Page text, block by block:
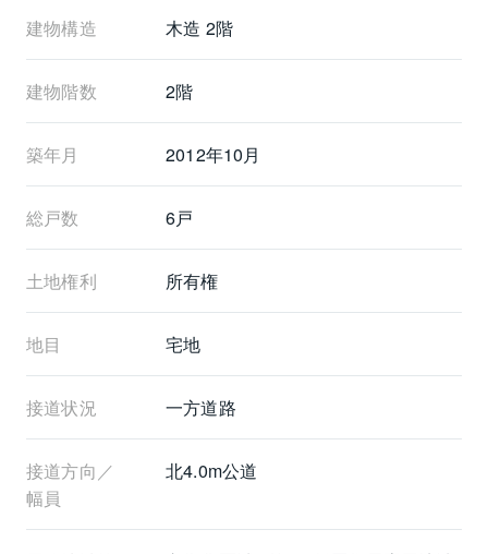
建物構造 木造 2階
建物階数 2階
築年月 2012年10月
総戸数 6戸
土地権利 所有権
地目 宅地
接道状況 一方道路
接道方向／
幅員
北4.0m公道